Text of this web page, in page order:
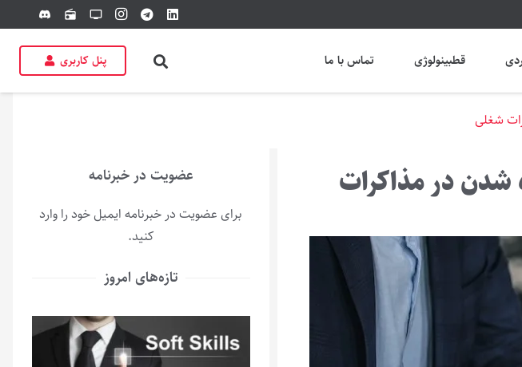
tv
radio
discord
قطبینولوژی تماس با ما پنل کاربری
شغلی
شدن در مذاکرات عضویت در خبرنامه
برای عضویت در خبرنامه ایمیل خود را وارد
کنید.
تازه‌های امروز